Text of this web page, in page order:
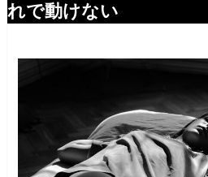
れで動けない